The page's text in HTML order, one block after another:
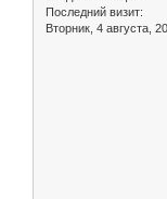
Последний визит:
Вторник, 4 августа,